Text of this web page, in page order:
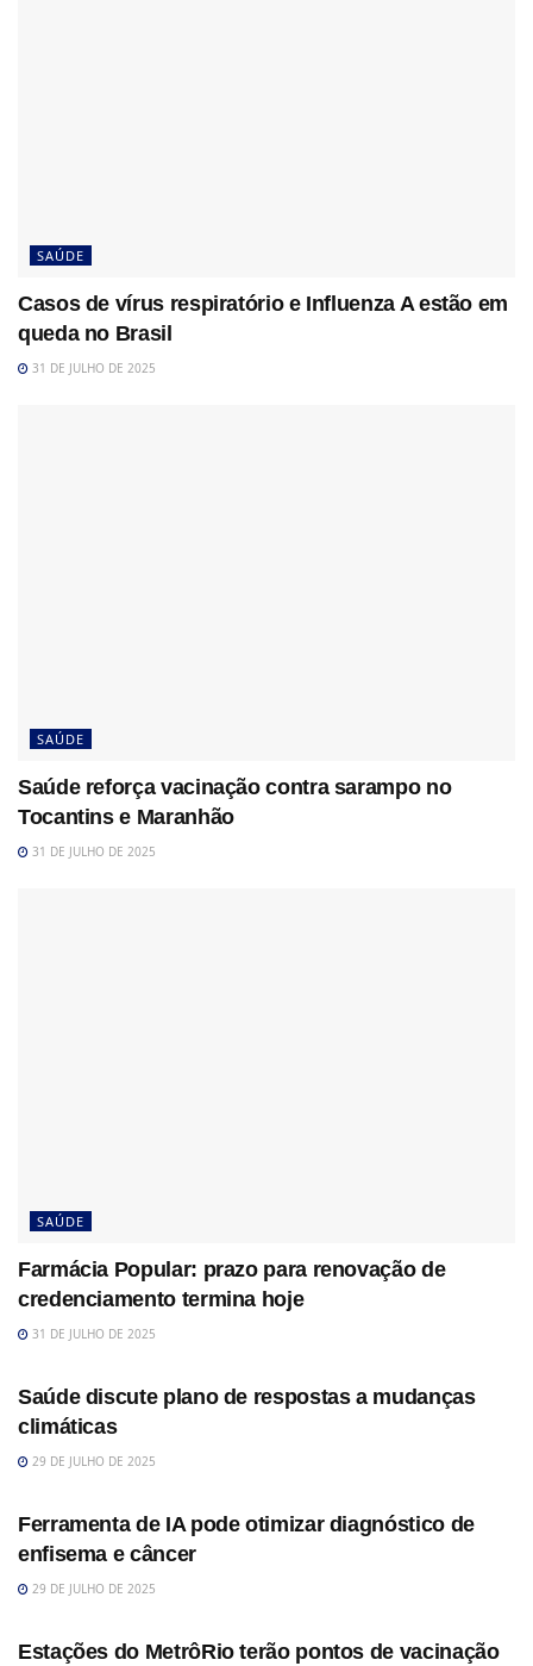
SAÚDE
Casos de vírus respiratório e Influenza A estão em
queda no Brasil
31 DE JULHO DE 2025
SAÚDE
Saúde reforça vacinação contra sarampo no
Tocantins e Maranhão
31 DE JULHO DE 2025
SAÚDE
Farmácia Popular: prazo para renovação de
credenciamento termina hoje
31 DE JULHO DE 2025
Saúde discute plano de respostas a mudanças
climáticas
29 DE JULHO DE 2025
Ferramenta de IA pode otimizar diagnóstico de
enfisema e câncer
29 DE JULHO DE 2025
Estações do MetrôRio terão pontos de vacinação